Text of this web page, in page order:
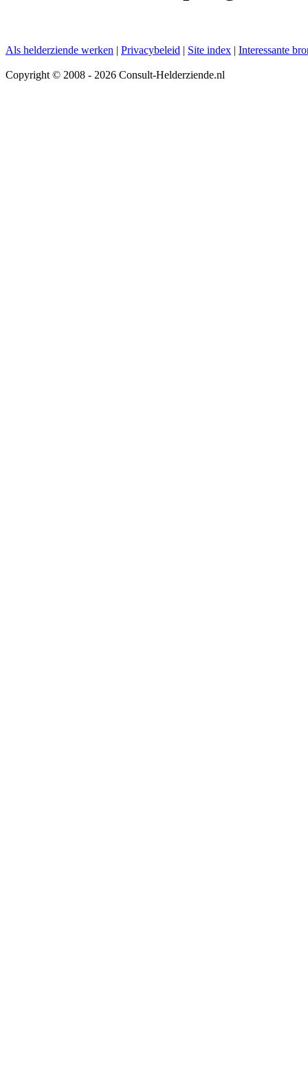
Als helderziende werken | Privacybeleid | Site index | Interessante
Copyright © 2008 - 2026 Consult-Helderziende.nl